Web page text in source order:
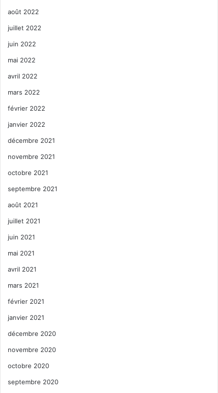
août 2022
juillet 2022
juin 2022
mai 2022
avril 2022
mars 2022
février 2022
janvier 2022
décembre 2021
novembre 2021
octobre 2021
septembre 2021
août 2021
juillet 2021
juin 2021
mai 2021
avril 2021
mars 2021
février 2021
janvier 2021
décembre 2020
novembre 2020
octobre 2020
septembre 2020